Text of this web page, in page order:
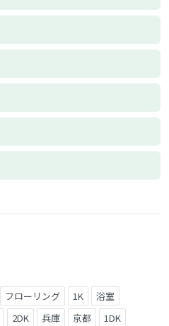
フローリング 1K
浴室
2DK 兵庫 京都
1DK